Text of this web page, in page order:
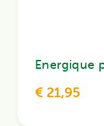
Energique
€ 21,95